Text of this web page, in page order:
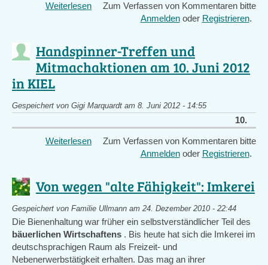
Weiterlesen über
in
der
-
/
Franken
zum
Wandel
Zum Verfassen von Kommentaren bitte
Anmeldenoder Registrieren.
Handspinner-Treffen und
Mitmachaktionen am 10. Juni 2012
in KIEL
Gespeichert von Gigi Marquardt am 8. Juni 2012 - 14:55
10.
Weiterlesen über
Handspinner-
Mitmachaktionen
am
10.
Juni
2012
in
Zum Verfassen von Kommentaren bitte
Anmeldenoder Registrieren.
Von wegen "alte Fähigkeit": Imkerei
Gespeichert von Familie Ullmann am 24. Dezember 2010 - 22:44
Die Bienenhaltung war früher ein selbstverständlicher Teil des
bäuerlichen Wirtschaftens . Bis heute hat sich die Imkerei im
deutschsprachigen Raum als Freizeit- und
Nebenerwerbstätigkeit erhalten. Das mag an ihrer